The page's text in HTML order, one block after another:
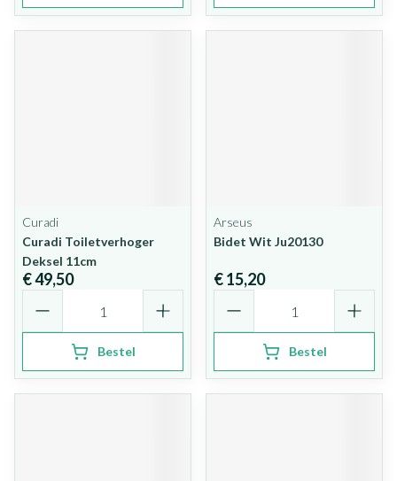
Curadi
Curadi Toiletverhoger
Deksel 11cm
€ 49,50
Bestel
Arseus
Bidet Wit Ju20130
€ 15,20
Bestel